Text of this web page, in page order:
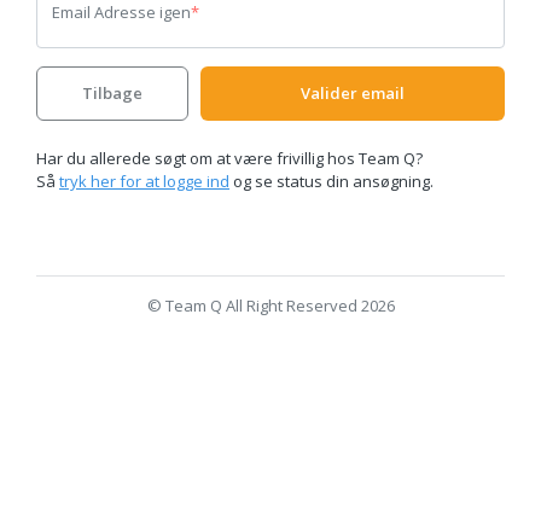
Email Adresse igen*
Tilbage Valider email
Har du allerede søgt om at være frivillig hos Team Q?
Så tryk her for at logge ind og se status din ansøgning.
© Team Q All Right Reserved 2026